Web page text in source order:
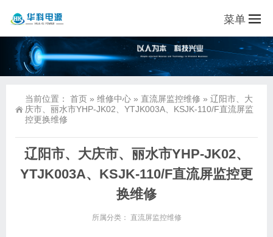
菜单
当前位置： 首页 » 维修中心 » 直流屏监控维修 » 辽阳市、大
庆市、丽水市YHP-JK02、YTJK003A、KSJK-110/F直流屏监
控更换维修
辽阳市、大庆市、丽水市YHP-JK02、
YTJK003A、KSJK-110/F直流屏监控更
换维修
所属分类： 直流屏监控维修